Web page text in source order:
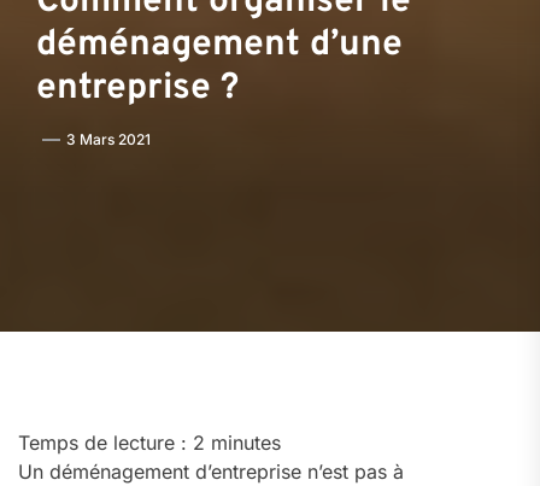
déménagement d’une
entreprise ?
3 Mars 2021
Temps de lecture : 2 minutes
Un déménagement d’entreprise n’est pas à